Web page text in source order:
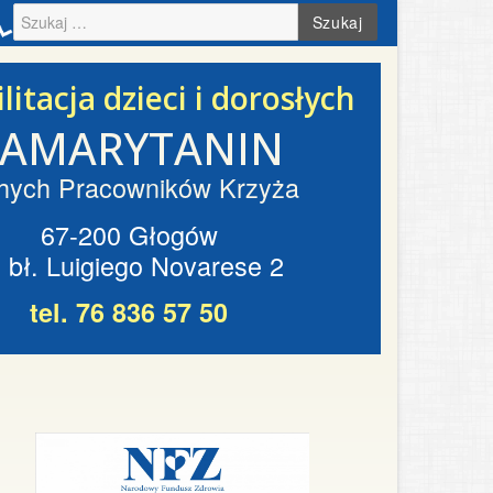
Szukaj
dzieci i dorosłych
Pracowników Krzyża
67-200 Głogów
bł. Luigiego Novarese 2
tel. 76 836 57 50